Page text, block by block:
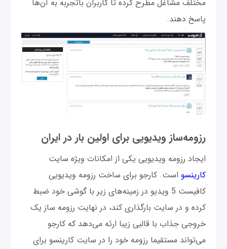
مختلف مشاغل مطرح کرده تا کاربران باتجربه به آن‌ها
پاسخ دهند.
رزومه‌ساز ویدیویی برای اولین بار در ایران
ایجاد رزومه ویدیویی یکی از امکانات وی‍ژه سایت
کارینسو است. کارجو برای ساخت رزومه ویدیویی
کافیست 5 ویدیو در زمینه‌های زیر با گوشی خود ضبط
کرده و در سایت بارگذاری کند، در نهایت رزومه ساز یک
خروجی جذاب با قالبی زیبا ار‌‌ئه می‌دهد که کارجو
می‌تواند مستقیما رزومه خود را در سایت کارینسو برای